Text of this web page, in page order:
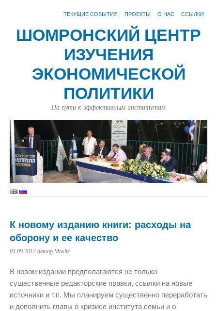
ТЕКУЩИЕ СОБЫТИЯ ПРОЕКТЫ О НАС ССЫЛКИ
ШОМРОНСКИЙ ЦЕНТР
ИЗУЧЕНИЯ
ЭКОНОМИЧЕСКОЙ
ПОЛИТИКИ
На пути к эффективным институтам
К новому изданию книги: расходы на
оборону и ее качество
04.09.2012 автор Moshe
В новом издании предполагаются не только
существенные редакторские правки, ссылки на новые
источники и т.п. Мы планируем существенно переработать
и дополнить главы о кризисе института семьи и о